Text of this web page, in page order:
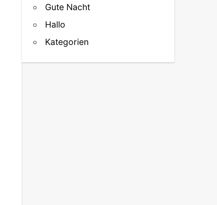
Gute Nacht
Hallo
Kategorien